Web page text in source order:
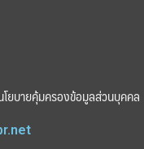
โยบายคุ้มครองข้อมูลส่วนบุคคล